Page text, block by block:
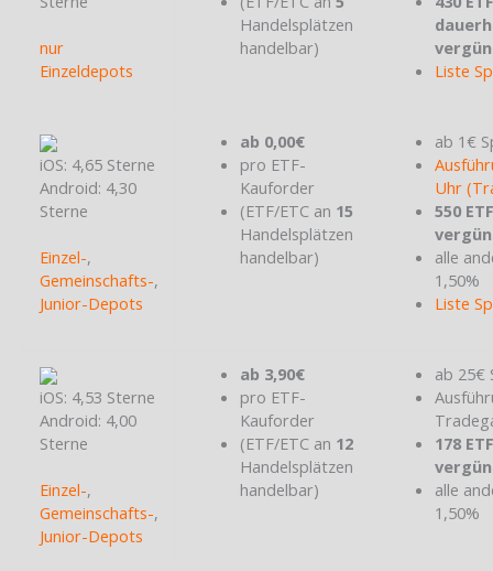
nur
Einzeldepots
Handelsplätzen
handelbar)
Liste
iOS: 4,65 Sterne
Android: 4,30
Sterne
Einzel-,
Gemeinschafts-,
Junior-Depots
ab 0,00€
pro ETF-
Kauforder
(ETF/ETC an 15
Handelsplätzen
handelbar)
ab 1€
Uhr
550
alle
1,50%
Liste
iOS: 4,53 Sterne
Android: 4,00
Sterne
Einzel-,
Gemeinschafts-,
Junior-Depots
ab 3,90€
pro ETF-
Kauforder
(ETF/ETC an 12
Handelsplätzen
handelbar)
ab 25€
178
alle
1,50%